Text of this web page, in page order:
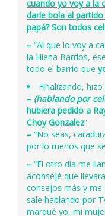
cuando yo voy a la
darle bola al partido
papá? Son todos
– “Al que lo voy a
la Hiena Barrios,
todo el barrio que
Finalizando,
– (hablando por
hubiera pedido a
Choy Gonzalez“.
– “No seas,
por lo menos que
– “El otro día me
aconsejé que
consejos más y
sale hablando por
marqué yo, mi